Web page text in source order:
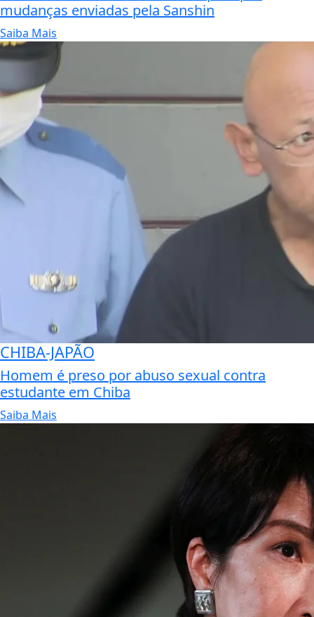
mudanças enviadas pela Sanshin
Saiba Mais
CHIBA-JAPÃO
Homem é preso por abuso sexual contra
estudante em Chiba
Saiba Mais